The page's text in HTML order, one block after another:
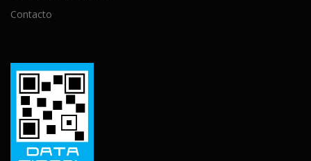
Contacto